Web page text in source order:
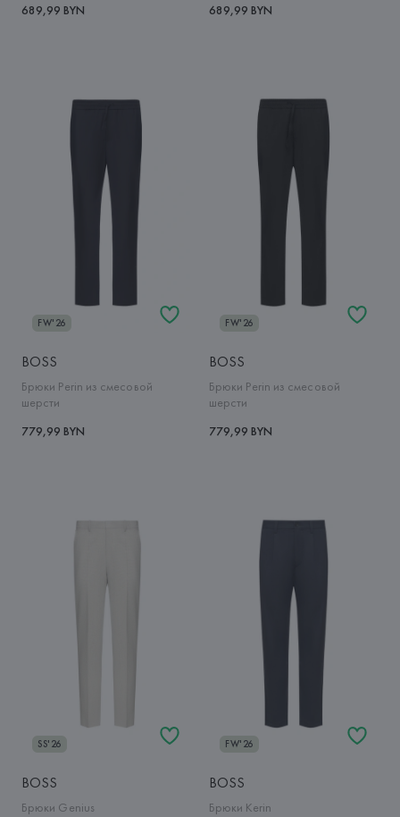
689,99 BYN 689,99 BYN
FW'26
BOSS
Брюки Perin из смесовой
шерсти
779,99 BYN
FW'26
BOSS
Брюки Perin из смесовой
шерсти
779,99 BYN
SS'26
BOSS
Брюки Genius
FW'26
BOSS
Брюки Kerin